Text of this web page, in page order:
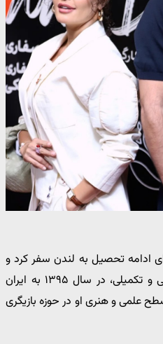
شاکردوست در سال ۱۳۹۴ برای ادامه تحصیل به لندن سفر کرد و
پس از گذراندن دوره‌های تخصصی و تکمیلی، در سال ۱۳۹۵ به ایران
علمی و هنری او در حوزه بازیگری